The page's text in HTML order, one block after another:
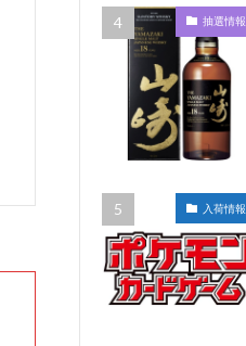
抽選情報
入荷情報